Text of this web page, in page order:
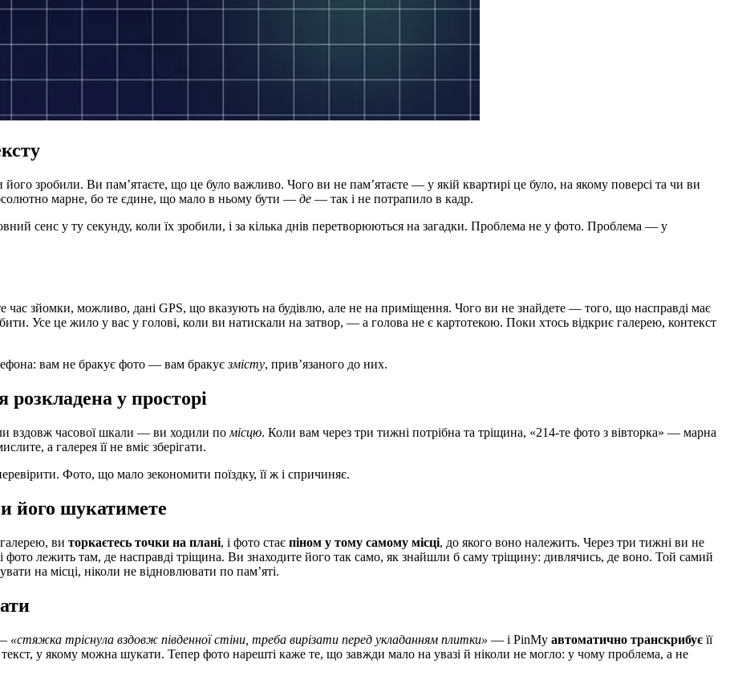
зробили. Ви пам’ятаєте, що це було важливо. Чого ви не пам’ятаєте — у якій квартирі це було, на якому поверсі та чи ви
марне, бо те єдине, що мало в ньому бути — де — так і не потрапило в кадр.
сенс у ту секунду, коли їх зробили, і за кілька днів перетворюються на загадки. Проблема не у фото. Проблема — у
час зйомки, можливо, дані GPS, що вказують на будівлю, але не на приміщення. Чого ви не знайдете — того, що насправді має
Усе це жило у вас у голові, коли ви натискали на затвор, — а голова не є картотекою. Поки хтось відкриє галерею, контекст
вам не бракує фото — вам бракуєзмісту, прив’язаного до них.
розкладена у просторі
вздовж часової шкали — ви ходили по місцю. Коли вам через три тижні потрібна та тріщина, «214-те фото з вівторка» — марна
а галерея її не вміє зберігати.
Фото, що мало зекономити поїздку, її ж і спричиняє.
його шукатимете
ви торкаєтесь точки на плані, і фото стає піном у тому самому місці, до якого воно належить. Через три тижні ви не
фото лежить там, де насправді тріщина. Ви знаходите його так само, як знайшли б саму тріщину: дивлячись, де воно. Той самий
на місці, ніколи не відновлювати по пам’яті.
«стяжка тріснула вздовж південної стіни, треба вирізати перед укладанням плитки» — і PinMy автоматично транскрибує її
у якому можна шукати. Тепер фото нарешті каже те, що завжди мало на увазі й ніколи не могло: у чому проблема, а не